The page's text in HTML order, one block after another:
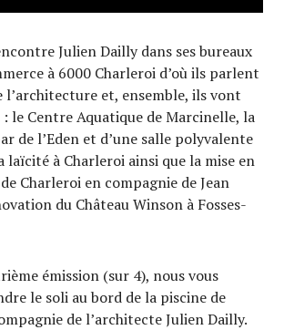
Julien Dailly dans ses bureaux
à 6000 Charleroi d’où ils parlent
l’architecture et, ensemble, ils vont
le Centre Aquatique de Marcinelle, la
de l’Eden et d’une salle polyvalente
laïcité à Charleroi ainsi que la mise en
Charleroi en compagnie de Jean
du Château Winson à Fosses-
émission (sur 4), nous vous
le soli au bord de la piscine de
de l’architecte Julien Dailly.